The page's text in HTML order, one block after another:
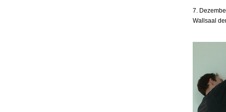
7.
Wallsaal